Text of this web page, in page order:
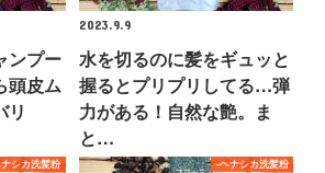
ンプー
頭皮ム
リ
2023.9.9
水を切るのに髪をギュッと
握るとプリプリしてる…弾
力がある！自然な艶。ま
と…
シカ洗髪粉 -ヘナシカ洗髪粉